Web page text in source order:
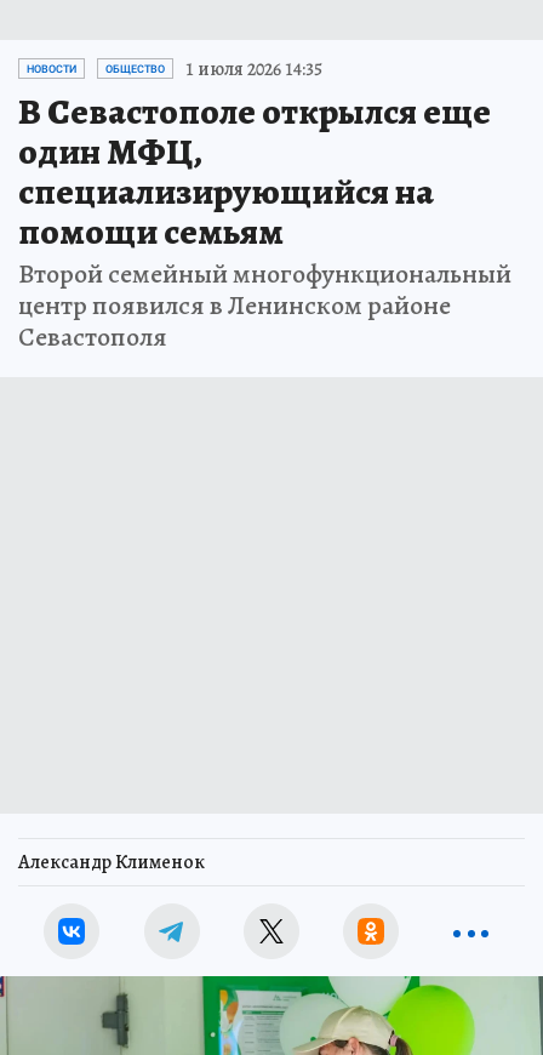
НОВОСТИ ОБЩЕСТВО 1 июля 2026 14:35
В Севастополе открылся еще
один МФЦ,
специализирующийся на
помощи семьям
Второй семейный многофункциональный
центр появился в Ленинском районе
Севастополя
Александр Клименок